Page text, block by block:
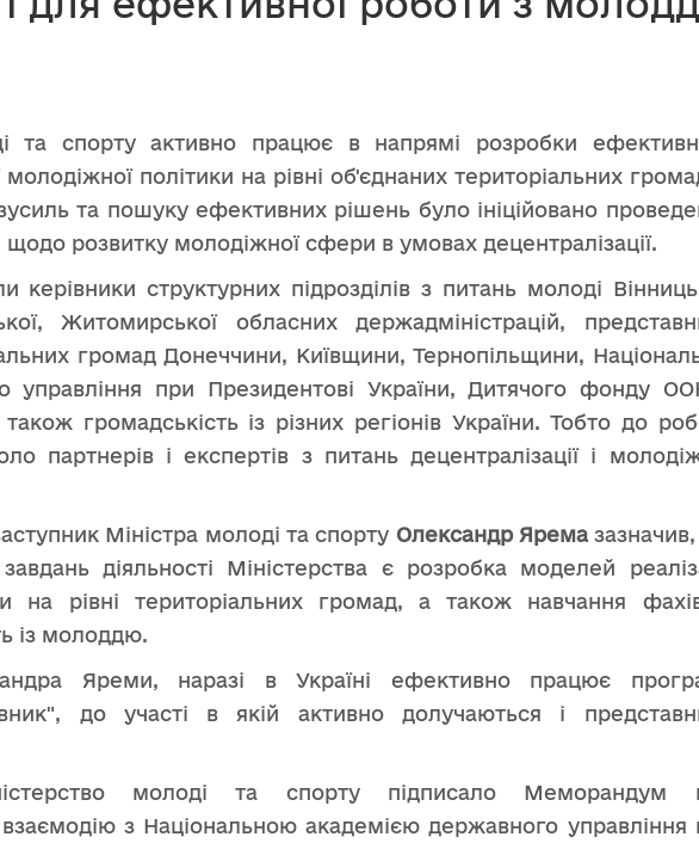
та спорту активно працює в напрямі розробки
молодіжної політики на рівні об'єднаних територіальних
та пошуку ефективних рішень було ініційовано
щодо розвитку молодіжної сфери в умовах децентралізації.
керівники структурних підрозділів з питань молоді
Житомирської обласних держадміністрацій,
громад Донеччини, Київщини, Тернопільщини,
управління при Президентові України, Дитячого фонду
громадськість із різних регіонів України. Тобто до
партнерів і експертів з питань децентралізації і
Міністра молоді та спорту Олександр Ярема
діяльності Міністерства є розробка моделей
на рівні територіальних громад, а також навчання
із молоддю.
Яреми, наразі в Україні ефективно працює
до участі в якій активно долучаються і
молоді та спорту підписало Меморандум
з Національною академією державного управління